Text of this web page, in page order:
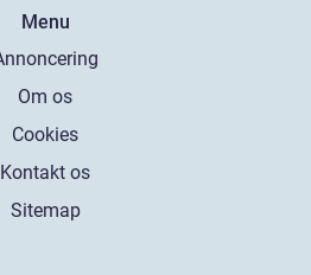
Menu
Om os
Cookies
Kontakt os
Sitemap